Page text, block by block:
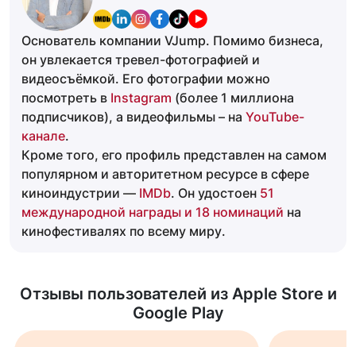
Основатель компании VJump. Помимо бизнеса,
он увлекается тревел-фотографией и
видеосъёмкой. Его фотографии можно
посмотреть в Instagram (более 1 миллиона
подписчиков), а видеофильмы – на YouTube-
канале.
Кроме того, его профиль представлен на самом
популярном и авторитетном ресурсе в сфере
киноиндустрии — IMDb. Он удостоен 51
международной награды и 18 номинаций на
кинофестивалях по всему миру.
Отзывы пользователей из Apple Store и
Google Play